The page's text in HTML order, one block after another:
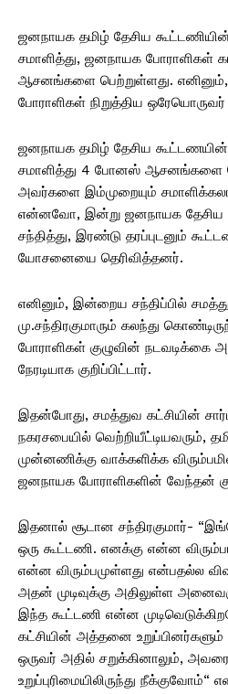
ஜனநாயக தமிழ் தேசிய
சமாளித்து, ஜனநாயக போராளிகள்
ஆசனங்களை பெற்றுள்ளது.
போராளிகள் நிறுத்திய ஒரேயொருவர்
ஜனநாயக தமிழ் தேசிய
சமாளித்து 4 போனஸ் ஆசனங்களை
அவர்களை இம்முறையும்
என்னவோ, இன்று ஜனநாயக தேசிய
சந்தித்து, இரண்டு தரப்புடனும்
யோசனையை தெரிவித்தனர்.
எனினும், இன்றைய சந்திப்பில்
மு.சந்திரகுமாரும் கலந்து
போராளிகள் குழுவின் நடவடிக்கை
நேரடியாக குறிப்பிட்டார்.
இதன்போது, சமத்துவ கட்சியின்
நகரசபையில் வெற்றியீட்டியவரும்,
முன்னணிக்கு வாக்களிக்க
ஜனநாயக போராளிகளின் வேந்தன்
இதனால் சூடான சந்திரகுமார்-
ஒரு கூட்டணி. எனக்கு என்ன
என்ன விரும்பமுள்ளது என்பதல்ல
அதன் முடிவுக்கு அதிலுள்ள
இந்த கூட்டணி என்ன
கட்சியின் அத்தனை உறுப்பினர்களும்
ஒருவர் அதில் சறுக்கினாலும்,
உறுப்புரிமையிலிருந்து நீக்குவோம்“